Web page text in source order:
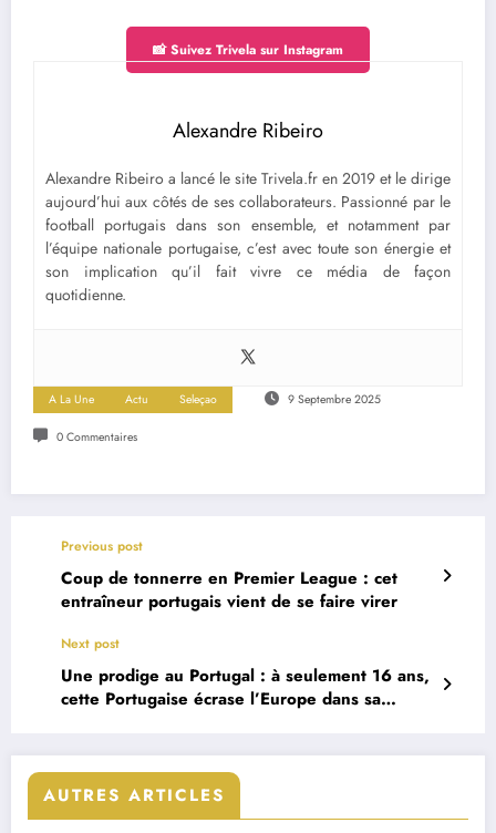
📸 Suivez Trivela sur Instagram
Alexandre Ribeiro
Alexandre Ribeiro a lancé le site Trivela.fr en 2019 et le dirige
aujourd’hui aux côtés de ses collaborateurs. Passionné par le
football portugais dans son ensemble, et notamment par
l’équipe nationale portugaise, c’est avec toute son énergie et
son implication qu’il fait vivre ce média de façon
quotidienne.
A La Une Actu Seleçao 9 Septembre 2025
0 Commentaires
Previous post
Coup de tonnerre en Premier League : cet
entraîneur portugais vient de se faire virer
Next post
Une prodige au Portugal : à seulement 16 ans,
cette Portugaise écrase l’Europe dans sa
AUTRES ARTICLES